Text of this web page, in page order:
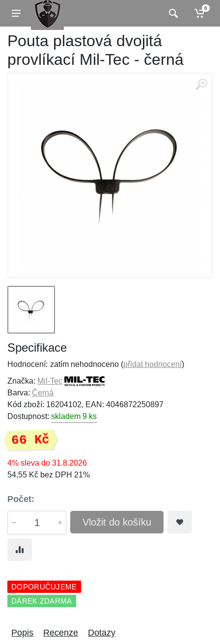
0
Pouta plastová dvojitá
provlíkací Mil-Tec - černá
Specifikace
Hodnocení: zatím nehodnoceno (přidat hodnocení)
Značka: Mil-Tec
Barva: Černá
Kód zboží: 16204102, EAN: 4046872250897
Dostupnost: skladem 9 ks
66 Kč
4% sleva do 31.8.2026
54,55 Kč bez DPH 21%
Počet:
Vložit do košíku
DOPORUČUJEME
DÁREK ZDARMA
Popis Recenze Dotazy